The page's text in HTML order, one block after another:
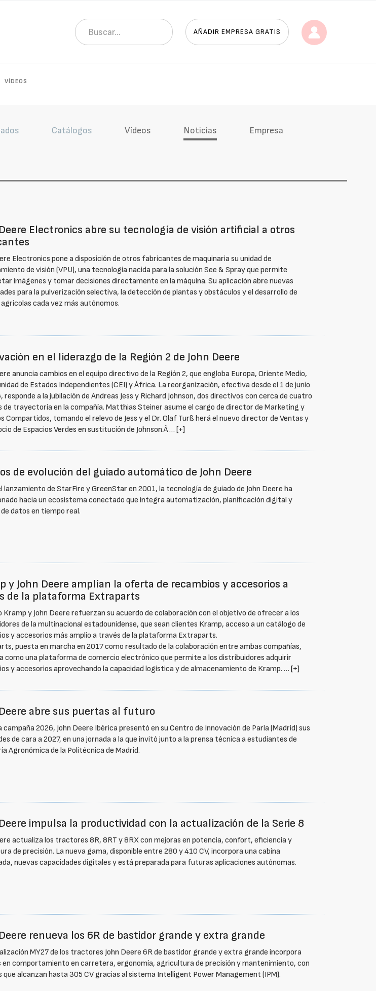
AÑADIR EMPRESA GRATIS
VÍDEOS
Catálogos Vídeos Noticias Empresa
Electronics abre su tecnología de visión artificial a otros
Electronics pone a disposición de otros fabricantes de maquinaria su unidad de
de visión (VPU), una tecnología nacida para la solución See & Spray que permite
imágenes y tomar decisiones directamente en la máquina. Su aplicación abre nuevas
para la pulverización selectiva, la detección de plantas y obstáculos y el desarrollo de
cada vez más autónomos.
en el liderazgo de la Región 2 de John Deere
anuncia cambios en el equipo directivo de la Región 2, que engloba Europa, Oriente Medio,
de Estados Independientes (CEI) y África. La reorganización, efectiva desde el 1 de junio
responde a la jubilación de Andreas Jess y Richard Johnson, dos directivos con cerca de cuatro
de trayectoria en la compañía. Matthias Steiner asume el cargo de director de Marketing y
Compartidos, tomando el relevo de Jess y el Dr. Olaf Turß herá el nuevo director de Ventas y
de Espacios Verdes en sustitución de Johnson.Â …[+]
de evolución del guiado automático de John Deere
lanzamiento de StarFire y GreenStar en 2001, la tecnología de guiado de John Deere ha
hacia un ecosistema conectado que integra automatización, planificación digital y
datos en tiempo real.
y John Deere amplían la oferta de recambios y accesorios a
de la plataforma Extraparts
Kramp y John Deere refuerzan su acuerdo de colaboración con el objetivo de ofrecer a los
de la multinacional estadounidense, que sean clientes Kramp, acceso a un catálogo de
y accesorios más amplio a través de la plataforma Extraparts.
puesta en marcha en 2017 como resultado de la colaboración entre ambas compañías,
como una plataforma de comercio electrónico que permite a los distribuidores adquirir
y accesorios aprovechando la capacidad logística y de almacenamiento de Kramp. …[+]
abre sus puertas al futuro
campaña 2026, John Deere Ibérica presentó en su Centro de Innovación de Parla (Madrid) sus
de cara a 2027, en una jornada a la que invitó junto a la prensa técnica a estudiantes de
Agronómica de la Politécnica de Madrid.
impulsa la productividad con la actualización de la Serie 8
actualiza los tractores 8R, 8RT y 8RX con mejoras en potencia, confort, eficiencia y
de precisión. La nueva gama, disponible entre 280 y 410 CV, incorpora una cabina
nuevas capacidades digitales y está preparada para futuras aplicaciones autónomas.
renueva los 6R de bastidor grande y extra grande
MY27 de los tractores John Deere 6R de bastidor grande y extra grande incorpora
en comportamiento en carretera, ergonomía, agricultura de precisión y mantenimiento, con
que alcanzan hasta 305 CV gracias al sistema Intelligent Power Management (IPM).